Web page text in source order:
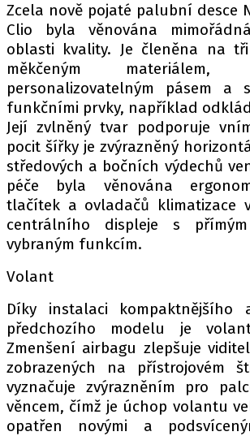
Zcela nově pojaté palubní desce
Clio byla věnována
oblasti kvality. Je členěna na
měkčeným
personalizovatelným pásem a
funkčními prvky, například
Její zvlněný tvar podporuje
pocit šířky je zvýrazněný
středových a bočních výdechů
péče byla věnována
tlačítek a ovladačů klimatizace
centrálního displeje s
vybraným funkcím.
Volant
Díky instalaci kompaktnějšího
předchozího modelu je
Zmenšení airbagu zlepšuje
zobrazených na přístrojovém
vyznačuje zvýrazněním pro
věncem, čímž je úchop volantu
opatřen novými a